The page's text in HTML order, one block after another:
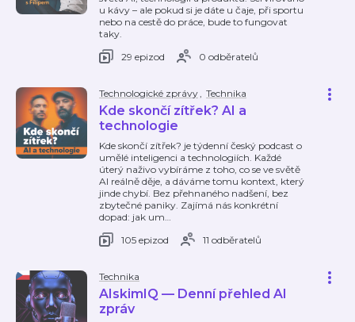
u kávy – ale pokud si je dáte u čaje, při sportu
nebo na cestě do práce, bude to fungovat
taky.
29 epizod
0 odběratelů
Technologické zprávy, Technika
Kde skončí zítřek? AI a
technologie
Kde skončí zítřek? je týdenní český podcast o
umělé inteligenci a technologiích. Každé
úterý naživo vybíráme z toho, co se ve světě
AI reálně děje, a dáváme tomu kontext, který
jinde chybí. Bez přehnaného nadšení, bez
zbytečné paniky. Zajímá nás konkrétní
dopad: jak um…
105 epizod
11 odběratelů
Technika
AIskimIQ — Denní přehled AI
zpráv